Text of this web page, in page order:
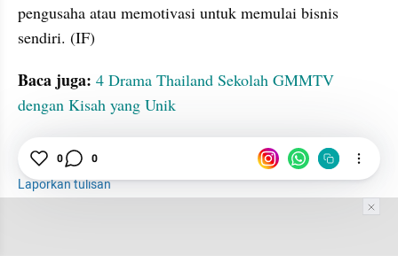
pengusaha atau memotivasi untuk memulai bisnis
sendiri. (IF)
Baca juga: 4 Drama Thailand Sekolah GMMTV
dengan Kisah yang Unik
Rekomendasi
seo suggest
Laporkan tulisan
0 0